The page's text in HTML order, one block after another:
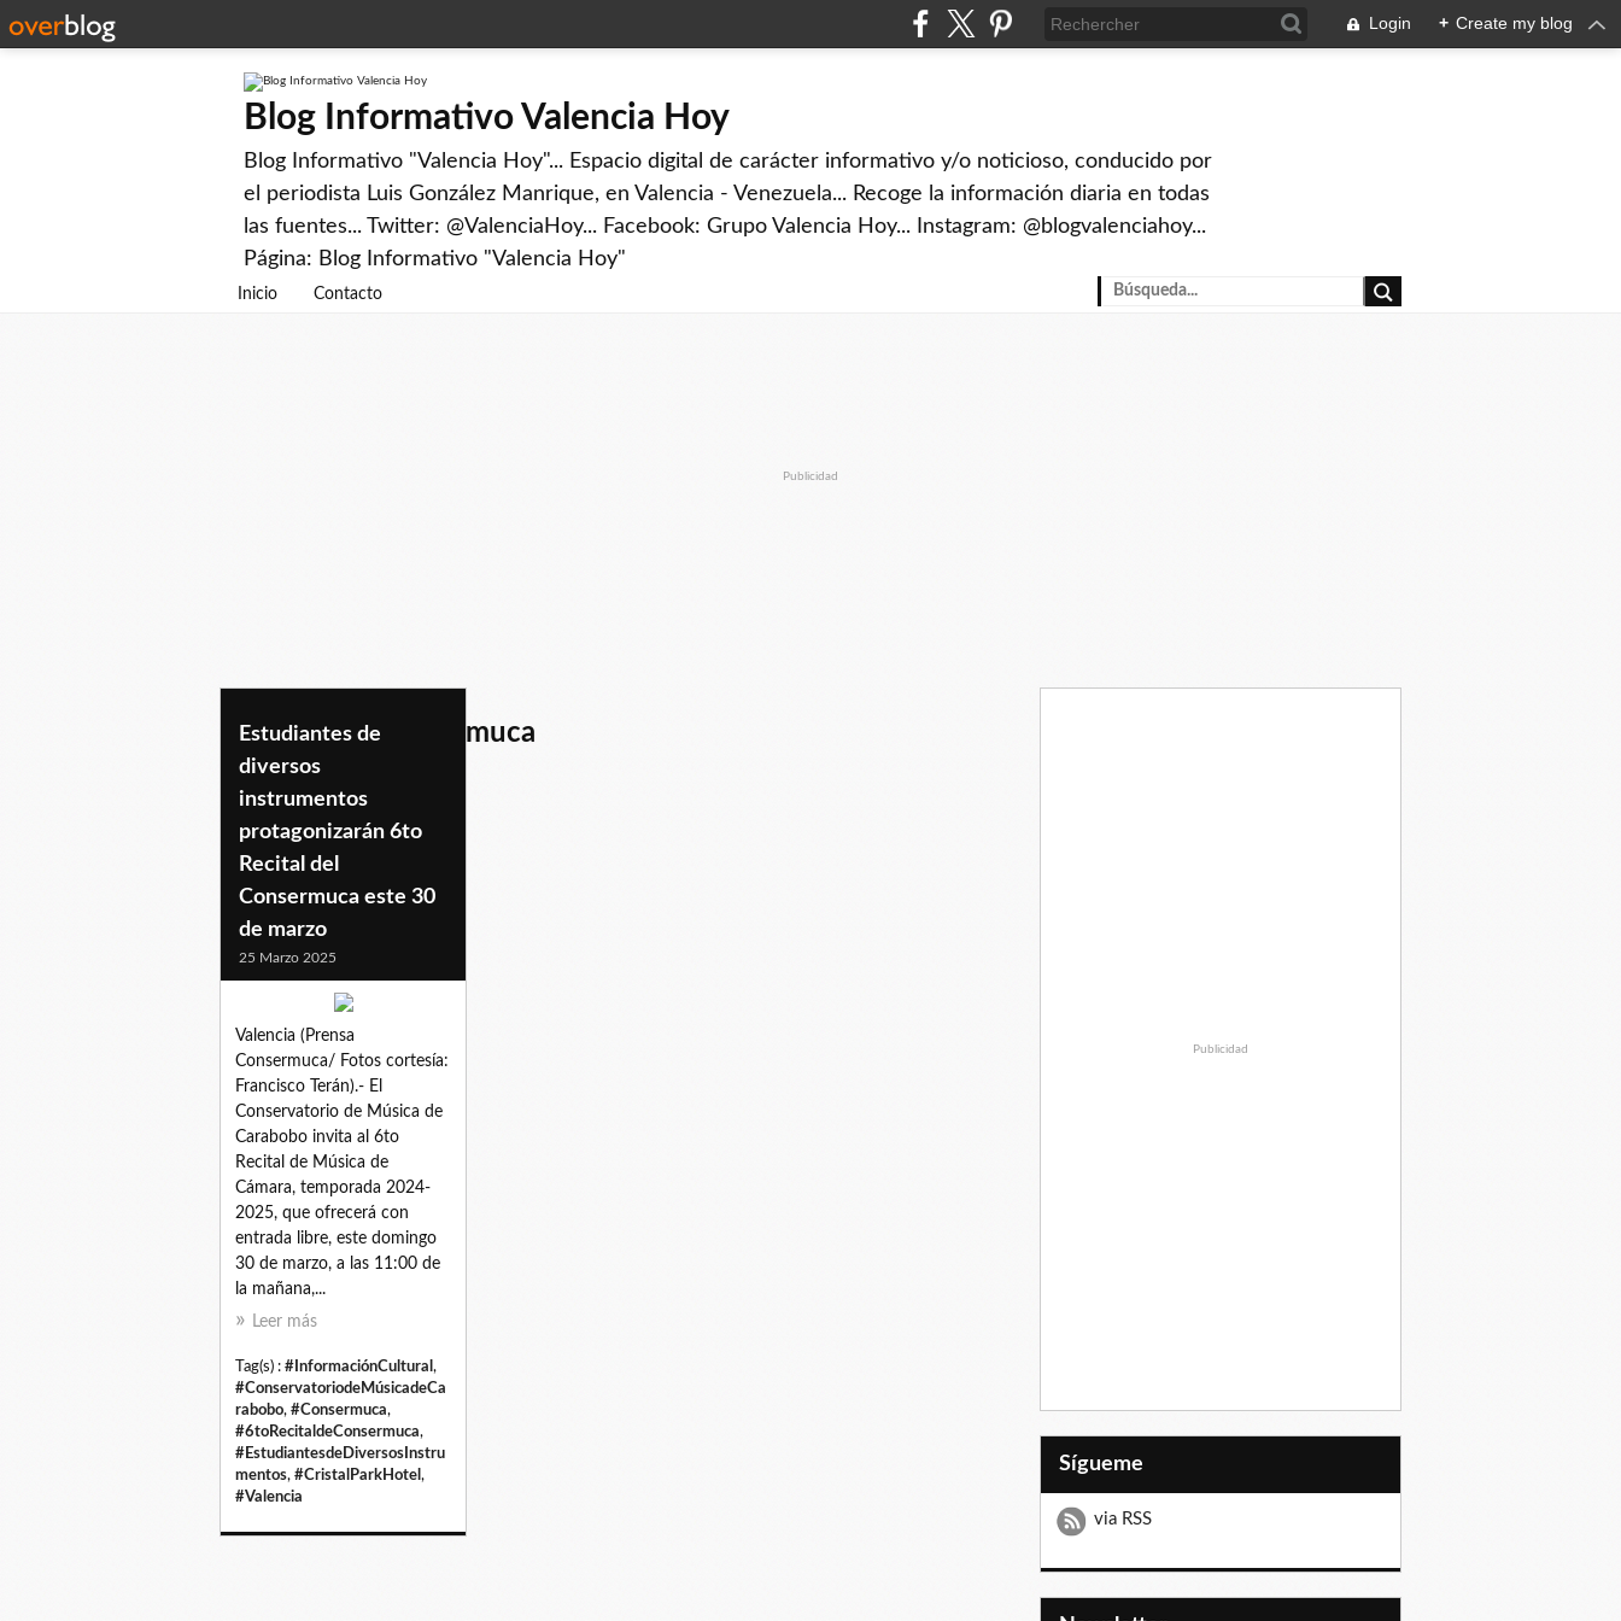
Login + Create my blog
Blog Informativo Valencia Hoy
Blog Informativo "Valencia Hoy"... Espacio digital de carácter informativo y/o noticioso, conducido por
el periodista Luis González Manrique, en Valencia - Venezuela... Recoge la información diaria en todas
las fuentes... Twitter: @ValenciaHoy... Facebook: Grupo Valencia Hoy... Instagram: @blogvalenciahoy...
Página: Blog Informativo "Valencia Hoy"
Inicio Contacto
Publicidad
6torecitaldeconsermuca
Estudiantes de
diversos
instrumentos
protagonizarán 6to
Recital del
Consermuca este 30
de marzo
25 Marzo 2025
Valencia (Prensa
Consermuca/ Fotos cortesía:
Francisco Terán).- El
Conservatorio de Música de
Carabobo invita al 6to
Recital de Música de
Cámara, temporada 2024-
2025, que ofrecerá con
entrada libre, este domingo
30 de marzo, a las 11:00 de
la mañana,...
Leer más
Tag(s) : #InformaciónCultural ,
#ConservatoriodeMúsicadeCa
rabobo, #Consermuca,
#6toRecitaldeConsermuca,
#EstudiantesdeDiversosInstru
mentos, #CristalParkHotel ,
#Valencia
Publicidad
Sígueme
via RSS